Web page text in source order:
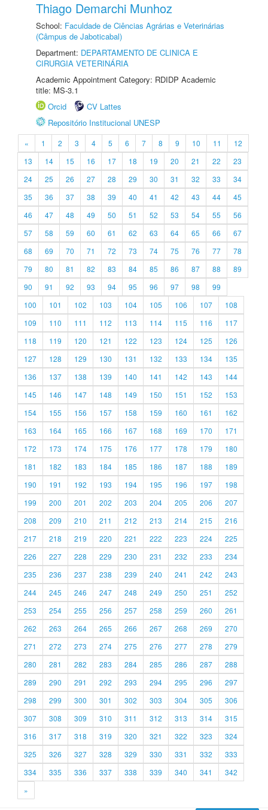
Thiago Demarchi Munhoz
School: Faculdade de Ciências Agrárias e Veterinárias
(Câmpus de Jaboticabal)
Department: DEPARTAMENTO DE CLINICA E
CIRURGIA VETERINÁRIA
Academic Appointment Category: RDIDP Academic
title: MS-3.1
Orcid
CV Lattes
Repositório Institucional UNESP
« 1 2 3 4 5 6 7 8 9 10 11
12
13
14 15 16 17 18 19 20 21 22
23
24
25 26 27 28 29 30 31 32 33
34
35
36 37 38 39 40 41 42 43 44
45
46
47 48 49 50 51 52 53 54 55
56
57
58 59 60 61 62 63 64 65 66
67
68
69 70 71 72 73 74 75 76 77
78
79
80 81 82 83 84 85 86 87 88
89
90
91 92 93 94 95 96 97 98
99
100
101 102 103 104 105 106 107
108
109
110 111 112 113 114 115 116
117
118
119 120 121 122 123 124 125
126
127
128 129 130 131 132 133 134
135
136
137 138 139 140 141 142 143
144
145
146 147 148 149 150 151 152
153
154
155 156 157 158 159 160 161
162
163
164 165 166 167 168 169 170
171
172
173 174 175 176 177 178 179
180
181
182 183 184 185 186 187 188
189
190
191 192 193 194 195 196 197
198
199
200 201 202 203 204 205 206
207
208
209 210 211 212 213 214 215
216
217
218 219 220 221 222 223 224
225
226
227 228 229 230 231 232 233
234
235
236 237 238 239 240 241 242
243
244
245 246 247 248 249 250 251
252
253
254 255 256 257 258 259 260
261
262
263 264 265 266 267 268 269
270
271
272 273 274 275 276 277 278
279
280
281 282 283 284 285 286 287
288
289
290 291 292 293 294 295 296
297
298
299 300 301 302 303 304 305
306
307
308 309 310 311 312 313 314
315
316
317 318 319 320 321 322 323
324
325
326 327 328 329 330 331 332
333
334
335 336 337 338 339 340 341
342
»